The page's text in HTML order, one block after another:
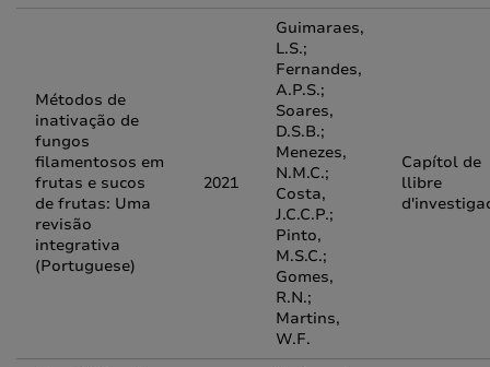
Métodos de
inativação de
fungos
filamentosos em
frutas e sucos
de frutas: Uma
revisão
integrativa
(Portuguese)
2021
Guimaraes,
L.S.;
Fernandes,
A.P.S.;
Soares,
D.S.B.;
Menezes,
N.M.C.;
Costa,
J.C.C.P.;
Pinto,
M.S.C.;
Gomes,
R.N.;
Martins,
W.F.
Capítol de
llibre